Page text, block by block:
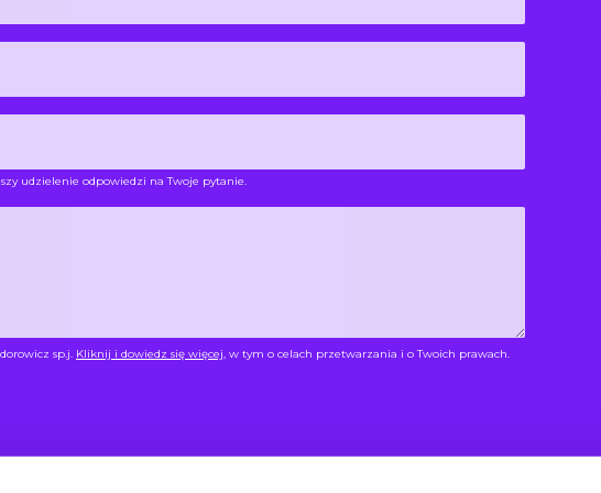
udzielenie odpowiedzi na Twoje pytanie.
sp.j. Kliknij i dowiedz się więcej, w tym o celach przetwarzania i o Twoich prawach.